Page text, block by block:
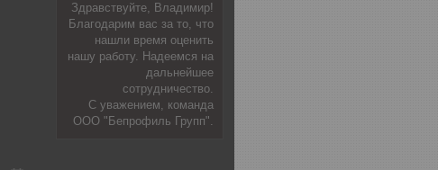
Здравствуйте, Владимир!
Благодарим вас за то, что
нашли время оценить
нашу работу. Надеемся на
дальнейшее
сотрудничество.
С уважением, команда
ООО "Бепрофиль Групп".